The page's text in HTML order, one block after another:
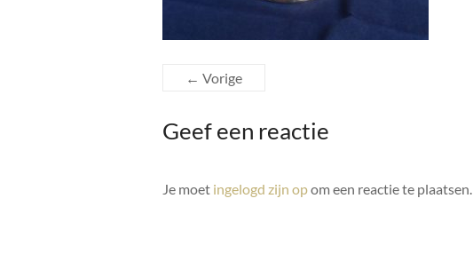
← Vorige
Geef een reactie
Je moet ingelogd zijn opom een reactie te plaatsen.